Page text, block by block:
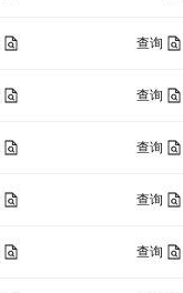
查询
查询
查询
查询
查询